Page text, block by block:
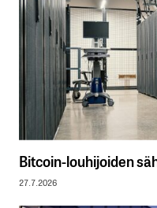
Bitcoin-louhijoiden
27.7.2026